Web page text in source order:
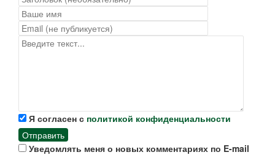
Я согласен с политикой конфиденциальности
Отправить
Уведомлять меня о новых комментариях по E-mail